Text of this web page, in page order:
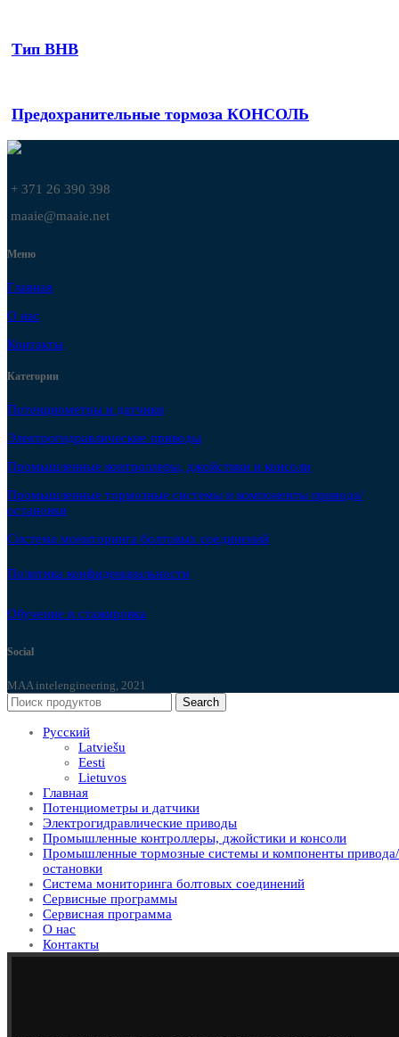
Тип BHB
Предохранительные тормоза КОНСОЛЬ
+ 371 26 390 398
maaie@maaie.net
Меню
Главная
О нас
Контакты
Категории
Потенциометры и датчики
Электрогидравлические приводы
Промышленные контроллеры, джойстики и консоли
Промышленные тормозные системы и компоненты привода/
остановки
Система мониторинга болтовых соединений
Политика конфиденциальности
Обучение и стажировка
Social
MAA intelengineering, 2021
Search
Русский
Latviešu
Eesti
Lietuvos
Главная
Потенциометры и датчики
Электрогидравлические приводы
Промышленные контроллеры, джойстики и консоли
Промышленные тормозные системы и компоненты привода/
остановки
Система мониторинга болтовых соединений
Сервисные программы
Сервисная программа
О нас
Контакты